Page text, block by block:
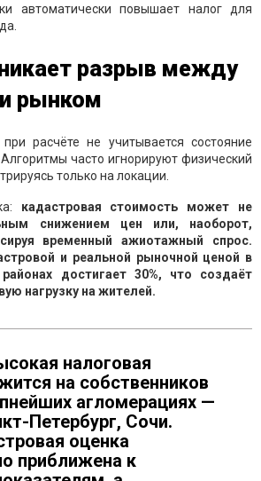
автоматически повышает налог для
разрыв между
рынком
расчёте не учитывается состояние
часто игнорируют физический
только на локации.
кадастровая стоимость может не
снижением цен или, наоборот,
временный ажиотажный спрос.
и реальной рыночной ценой в
достигает 30%, что создаёт
нагрузку на жителей.
налоговая
на собственников
агломерациях —
Петербург, Сочи.
оценка
приближена к